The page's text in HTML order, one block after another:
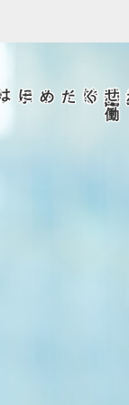
サイトポリシ
紹介予定派遣とは
ためには く わせ